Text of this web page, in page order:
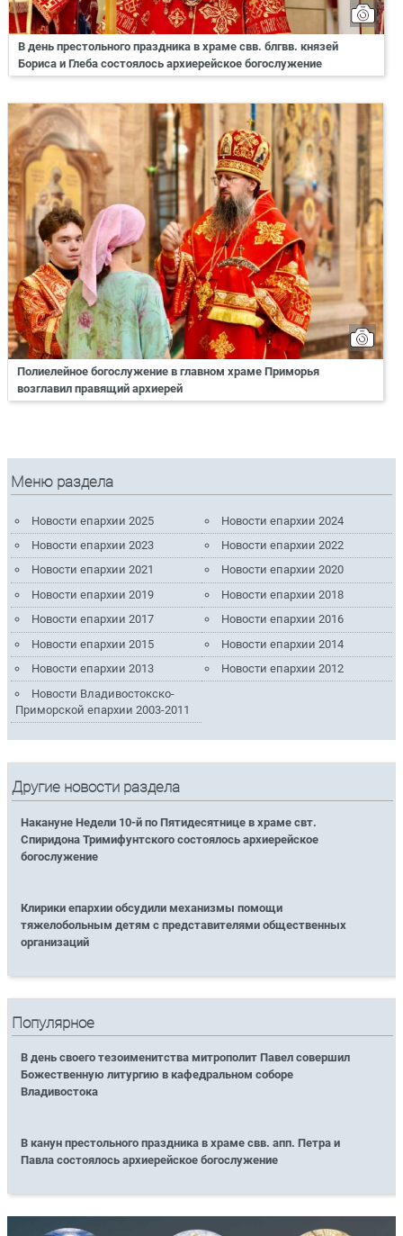
В день престольного праздника в храме свв. блгвв. князей
Бориса и Глеба состоялось архиерейское богослужение
Полиелейное богослужение в главном храме Приморья
возглавил правящий архиерей
Меню раздела
Новости епархии 2025
Новости епархии 2024
Новости епархии 2023
Новости епархии 2022
Новости епархии 2021
Новости епархии 2020
Новости епархии 2019
Новости епархии 2018
Новости епархии 2017
Новости епархии 2016
Новости епархии 2015
Новости епархии 2014
Новости епархии 2013
Новости епархии 2012
Новости Владивостокско-
Приморской епархии 2003-2011
Другие новости раздела
Накануне Недели 10-й по Пятидесятнице в храме свт.
Спиридона Тримифунтского состоялось архиерейское
богослужение
Клирики епархии обсудили механизмы помощи
тяжелобольным детям с представителями общественных
организаций
Популярное
В день своего тезоименитства митрополит Павел совершил
Божественную литургию в кафедральном соборе
Владивостока
В канун престольного праздника в храме свв. апп. Петра и
Павла состоялось архиерейское богослужение